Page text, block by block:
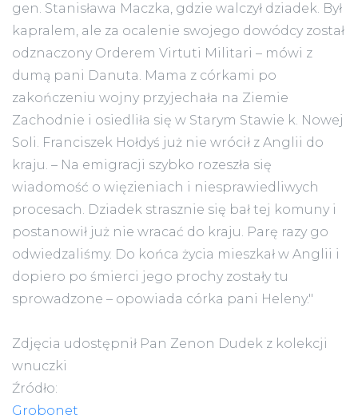
gen. Stanisława Maczka, gdzie walczył dziadek. Był
kapralem, ale za ocalenie swojego dowódcy został
odznaczony Orderem Virtuti Militari – mówi z
dumą pani Danuta. Mama z córkami po
zakończeniu wojny przyjechała na Ziemie
Zachodnie i osiedliła się w Starym Stawie k. Nowej
Soli. Franciszek Hołdyś już nie wrócił z Anglii do
kraju. – Na emigracji szybko rozeszła się
wiadomość o więzieniach i niesprawiedliwych
procesach. Dziadek strasznie się bał tej komuny i
postanowił już nie wracać do kraju. Parę razy go
odwiedzaliśmy. Do końca życia mieszkał w Anglii i
dopiero po śmierci jego prochy zostały tu
sprowadzone – opowiada córka pani Heleny."
Zdjęcia udostępnił Pan Zenon Dudek z kolekcji
wnuczki
Źródło:
Grobonet